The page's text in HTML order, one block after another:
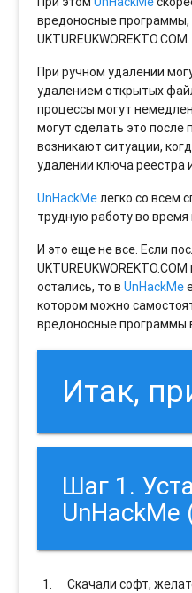
вредоносные программы,
UKTUREUKWOREKTO.COM.
При ручном удалении
удалением открытых
процессы могут
могут сделать это после
возникают ситуации,
удалении ключа реестра
UnHackMeлегко со всем
трудную работу во время
И это еще не все. Если
остались, то вUnHackMe
котором можно
вредоносные программы
Итак,
Шаг 1.
UnHackMe
Скачали софт,